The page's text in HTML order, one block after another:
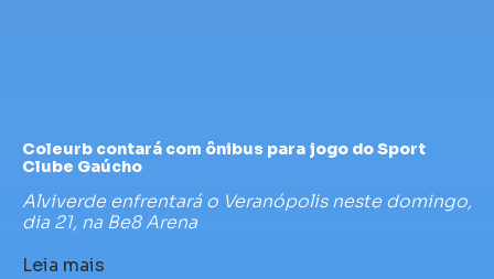
Coleurb contará com ônibus para jogo do Sport
Clube Gaúcho
Alviverde enfrentará o Veranópolis neste domingo,
dia 21, na Be8 Arena
Leia mais